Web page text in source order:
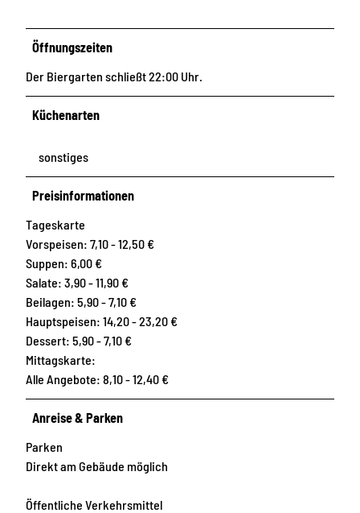
Öffnungszeiten
Der Biergarten schließt 22:00 Uhr.
Küchenarten
sonstiges
Preisinformationen
Tageskarte
Vorspeisen: 7,10 - 12,50 €
Suppen: 6,00 €
Salate: 3,90 - 11,90 €
Beilagen: 5,90 - 7,10 €
Hauptspeisen: 14,20 - 23,20 €
Dessert: 5,90 - 7,10 €
Mittagskarte:
Alle Angebote: 8,10 - 12,40 €
Anreise & Parken
Parken
Direkt am Gebäude möglich
Öffentliche Verkehrsmittel